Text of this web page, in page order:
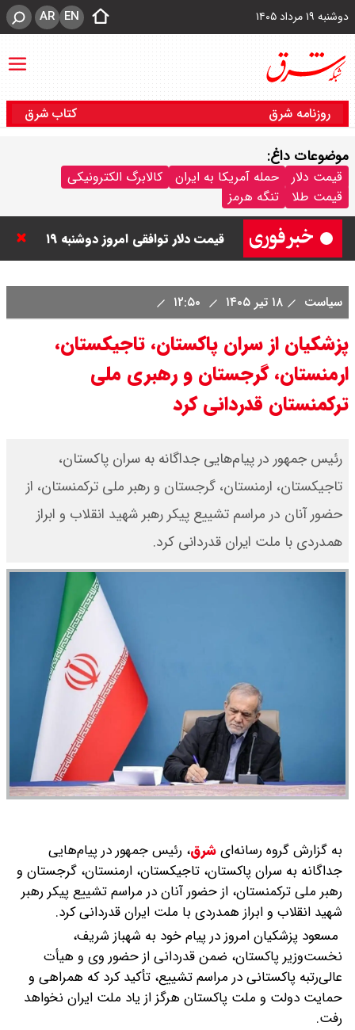
دوشنبه ۱۹ مرداد ۱۴۰۵ EN
AR
روزنامه شرق کتاب شرق
موضوعات داغ:
قیمت دلار حمله آمریکا به ایران
کالابرگ الکترونیکی
قیمت طلا
تنگه هرمز
قیمت دینار عراق امروز دوشنبه ۱۹
مرداد ۱۴۰۵ / هر دینار چند؟ + جدول
قیمت دلار توافقی امروز دوشنبه ۱۹
تاریخی
قیمت طلا و سکه امروز دوشنبه ۱۹
مرداد ۱۴۰۵ / قیمت سکه امامی چند؟
+ جدول
قیمت خودروهای سایپا امروز دوشنبه
۱۹ مرداد ۱۴۰۵ / قیمت چانگان چند؟ +
قیمت خودرو‌های ایران خودرو امروز
دوشنبه ۱۹ مرداد ۱۴۰۵ / قیمت پژو
سیاست ۱۸ تیر ۱۴۰۵
پزشکیان از سران پاکستان، تاجیکستان،
ارمنستان، گرجستان و رهبری ملی
ترکمنستان قدردانی کرد
رئیس جمهور در پیام‌هایی جداگانه به سران پاکستان،
تاجیکستان، ارمنستان، گرجستان و رهبر ملی ترکمنستان، از
حضور آنان در مراسم تشییع پیکر رهبر شهید انقلاب و ابراز
همدردی با ملت ایران قدردانی کرد.
به گزارش گروه رسانه‌ایشرق، رئیس جمهور در پیام‌هایی
جداگانه به سران پاکستان، تاجیکستان، ارمنستان، گرجستان و
رهبر ملی ترکمنستان، از حضور آنان در مراسم تشییع پیکر رهبر
شهید انقلاب و ابراز همدردی با ملت ایران قدردانی کرد.
مسعود پزشکیان امروز در پیام خود به شهباز شریف،
نخست‌وزیر پاکستان، ضمن قدردانی از حضور وی و هیأت
عالی‌رتبه پاکستانی در مراسم تشییع، تأکید کرد که همراهی و
حمایت دولت و ملت پاکستان هرگز از یاد ملت ایران نخواهد
رفت.